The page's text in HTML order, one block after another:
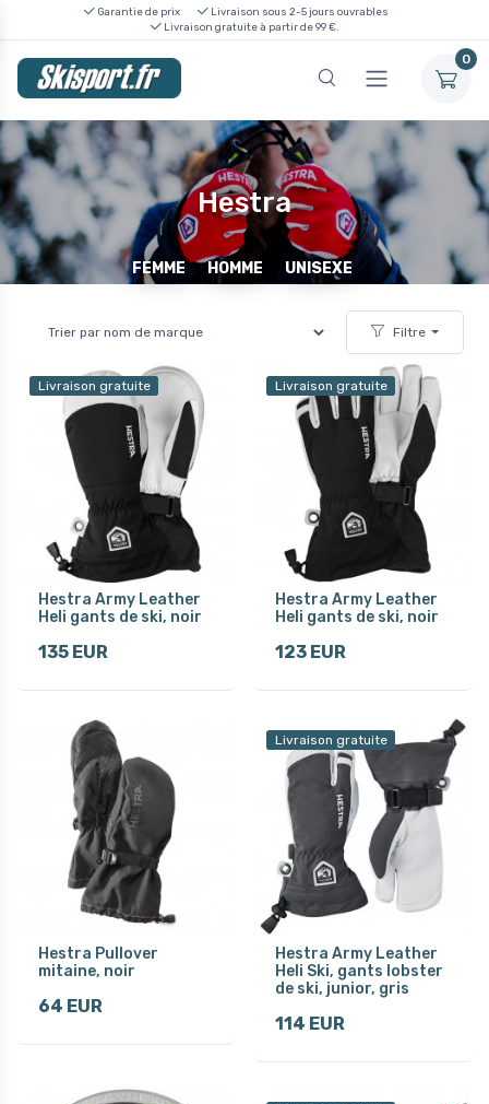
Garantie de prix
Livraison sous 2-5 jours ouvrables
Livraison gratuite à partir de 99 €.
0
Hestra
FEMME HOMME UNISEXE
Filtre
Livraison gratuite
Hestra Army Leather
Heli gants de ski, noir
135 EUR
Livraison gratuite
Hestra Army Leather
Heli gants de ski, noir
123 EUR
Hestra Pullover
mitaine, noir
64 EUR
Livraison gratuite
Hestra Army Leather
Heli Ski, gants lobster
de ski, junior, gris
114 EUR